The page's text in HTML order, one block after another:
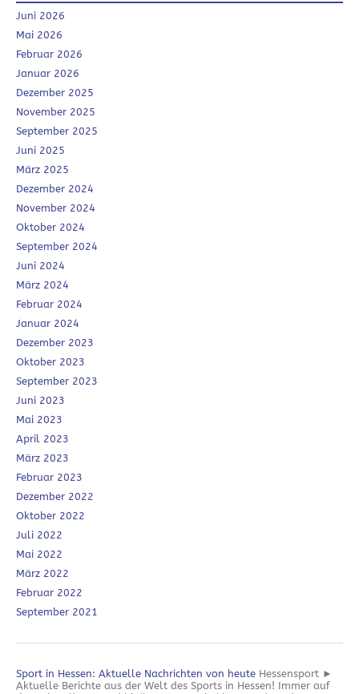
Juni 2026
Mai 2026
Februar 2026
Januar 2026
Dezember 2025
November 2025
September 2025
Juni 2025
März 2025
Dezember 2024
November 2024
Oktober 2024
September 2024
Juni 2024
März 2024
Februar 2024
Januar 2024
Dezember 2023
Oktober 2023
September 2023
Juni 2023
Mai 2023
April 2023
März 2023
Februar 2023
Dezember 2022
Oktober 2022
Juli 2022
Mai 2022
März 2022
Februar 2022
September 2021
Sport in Hessen: Aktuelle Nachrichten von heute Hessensport ►
Aktuelle Berichte aus der Welt des Sports in Hessen! Immer auf